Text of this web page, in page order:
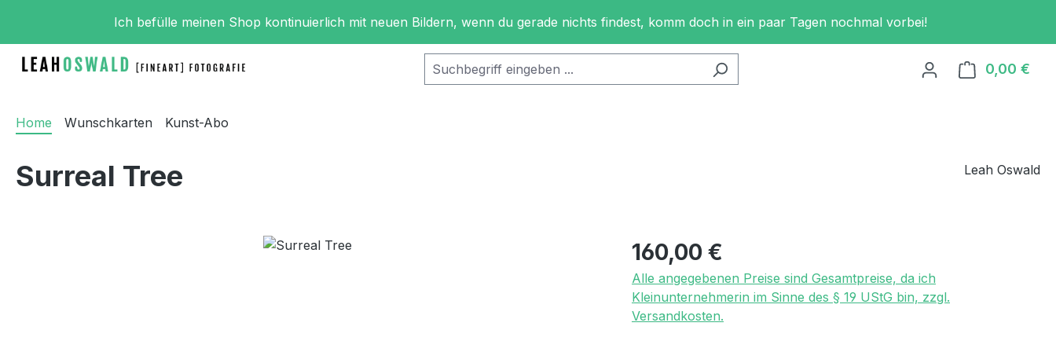
Hauptinhalt springen
Zur Suche springen
Zur Hauptnavigation springen
Ich befülle meinen Shop kontinuierlich mit neuen Bildern, wenn du gerade nichts findest, komm doch in ein paar Tagen nochmal vorbei!
0,00 €
Home Wunschkarten Kunst-Abo
Surreal Tree Leah Oswald
Regulärer Preis:
160,00 €
Alle angegebenen Preise sind Gesamtpreise, da ich
Kleinunternehmerin im Sinne des § 19 UStG bin, zzgl.
Versandkosten.